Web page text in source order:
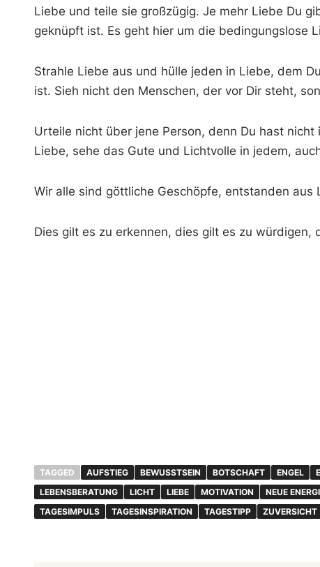
Liebe und teile sie großzügig. Je mehr Liebe Du
geknüpft ist. Es geht hier um die bedingungslose
Strahle Liebe aus und hülle jeden in Liebe, dem
ist. Sieh nicht den Menschen, der vor Dir steht,
Urteile nicht über jene Person, denn Du hast
Liebe, sehe das Gute und Lichtvolle in jedem,
Wir alle sind göttliche Geschöpfe, entstanden aus
Dies gilt es zu erkennen, dies gilt es zu würdigen,
TAGGED AUFSTIEG BEWUSSTSEIN BOTSCHAFT ENGEL
LEBENSBERATUNG
LICHT LIEBE MOTIVATION NEUE
TAGESIMPULS
TAGESINSPIRATION TAGESTIPP ZUVERSICHT